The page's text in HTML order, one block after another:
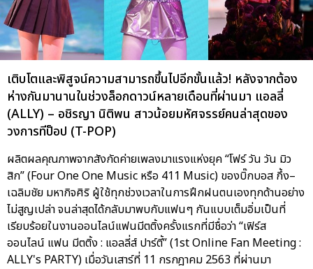
เติบโตและพิสูจน์ความสามารถขึ้นไปอีกขั้นแล้ว! หลังจากต้อง
ห่างกันมานานในช่วงล็อกดาวน์หลายเดือนที่ผ่านมา แอลลี่
(ALLY) – อชิรญา นิติพน สาวน้อยมหัศจรรย์คนล่าสุดของ
วงการทีป็อป (T-POP)
ผลิตผลคุณภาพจากสังกัดค่ายเพลงมาแรงแห่งยุค “โฟร์ วัน วัน มิว
สิก” (Four One One Music หรือ 411 Music) ของบิ๊กบอส กึ้ง–
เฉลิมชัย มหากิจศิริ ผู้ใช้ทุกช่วงเวลาในการฝึกฝนตนเองทุกด้านอย่าง
ไม่สูญเปล่า จนล่าสุดได้กลับมาพบกับแฟนๆ กันแบบเต็มอิ่มเป็นที่
เรียบร้อยในงานออนไลน์แฟนมีตติ้งครั้งแรกที่มีชื่อว่า “เฟิร์ส
ออนไลน์ แฟน มีตติ้ง : แอลลี่ส์ ปาร์ตี้” (1st Online Fan Meeting :
ALLY's PARTY) เมื่อวันเสาร์ที่ 11 กรกฎาคม 2563 ที่ผ่านมา